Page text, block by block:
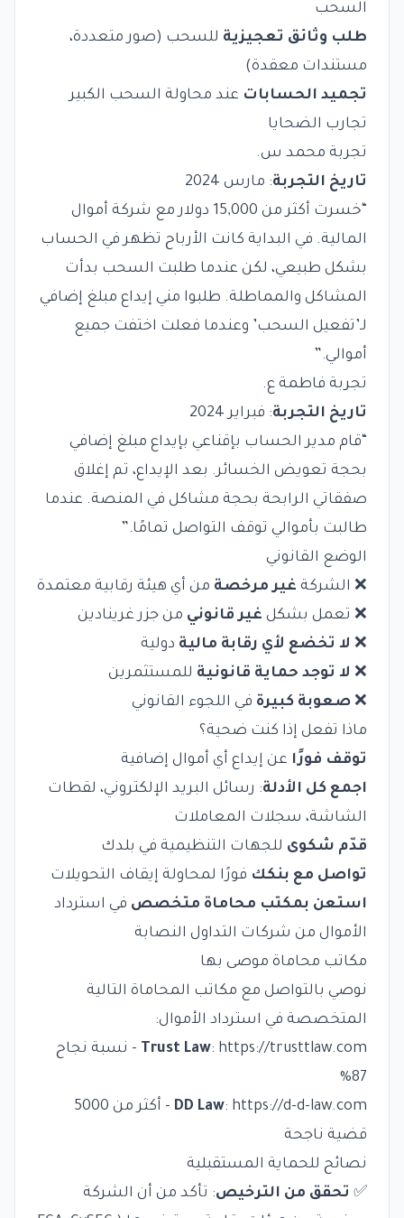
السحب
طلب وثائق تعجيزية للسحب (صور متعددة،
مستندات معقدة)
تجميد الحسابات عند محاولة السحب الكبير
تجارب الضحايا
تجربة محمد س.
تاريخ التجربة: مارس 2024
“خسرت أكثر من 15,000 دولار مع شركة أموال
المالية. في البداية كانت الأرباح تظهر في الحساب
بشكل طبيعي، لكن عندما طلبت السحب بدأت
المشاكل والمماطلة. طلبوا مني إيداع مبلغ إضافي
لـ’تفعيل السحب’ وعندما فعلت اختفت جميع
أموالي.”
تجربة فاطمة ع.
تاريخ التجربة: فبراير 2024
“قام مدير الحساب بإقناعي بإيداع مبلغ إضافي
بحجة تعويض الخسائر. بعد الإيداع، تم إغلاق
صفقاتي الرابحة بحجة مشاكل في المنصة. عندما
طالبت بأموالي توقف التواصل تمامًا.”
الوضع القانوني
❌ الشركة غير مرخصة من أي هيئة رقابية معتمدة
❌ تعمل بشكل غير قانوني من جزر غرينادين
❌ لا تخضع لأي رقابة مالية دولية
❌ لا توجد حماية قانونية للمستثمرين
❌ صعوبة كبيرة في اللجوء القانوني
ماذا تفعل إذا كنت ضحية؟
توقف فورًا عن إيداع أي أموال إضافية
اجمع كل الأدلة: رسائل البريد الإلكتروني، لقطات
الشاشة، سجلات المعاملات
قدّم شكوى للجهات التنظيمية في بلدك
تواصل مع بنكك فورًا لمحاولة إيقاف التحويلات
استعن بمكتب محاماة متخصص في استرداد
الأموال من شركات التداول النصابة
مكاتب محاماة موصى بها
نوصي بالتواصل مع مكاتب المحاماة التالية
المتخصصة في استرداد الأموال:
Trust Law: https://trusttlaw.com
- نسبة نجاح
87%
DD Law: https://d-d-law.com
- أكثر من 5000
قضية ناجحة
نصائح للحماية المستقبلية
✅ تحقق من الترخيص: تأكد من أن الشركة